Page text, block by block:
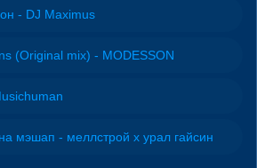
- DJ Maximus
(Original mix) - MODESSON
мэшап - меллстрой х урал гайсин